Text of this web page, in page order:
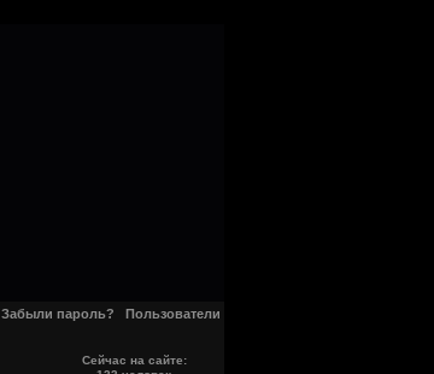
Забыли пароль? Пользователи
Сейчас на сайте: